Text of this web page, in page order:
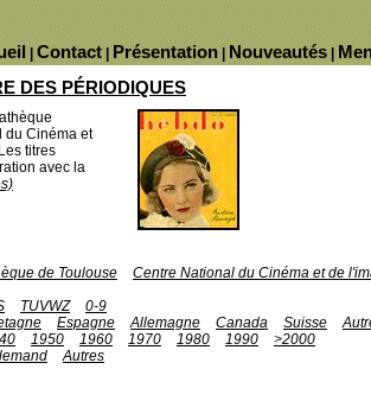
Nouveautés
Présentation
Contact
DES PÉRIODIQUES
du Cinéma et
titres
avec la
de Toulouse
Centre National du Cinéma et de
TUVWZ
0-9
Espagne Allemagne Canada Suisse
1950 1960 1970 1980 1990
>2000
Autres